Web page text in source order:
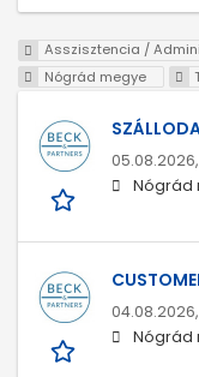
Asszisztencia /
Nógrád megye
05.08.2026,
Nógrád
04.08.2026,
Nógrád